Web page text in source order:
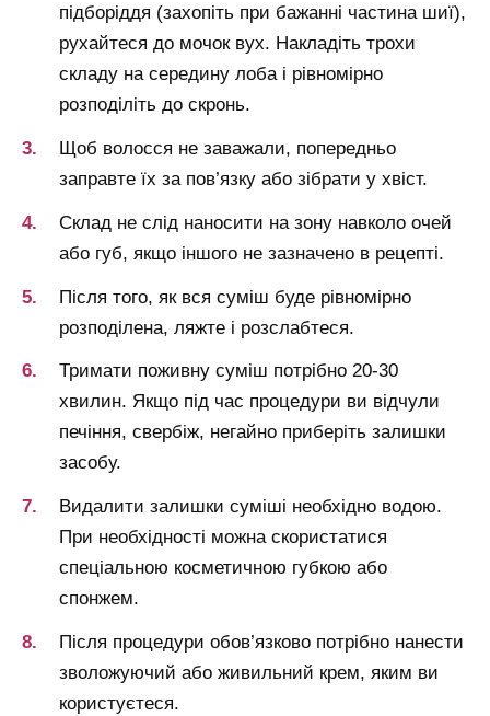
підборіддя (захопіть при бажанні частина шиї),
рухайтеся до мочок вух. Накладіть трохи
складу на середину лоба і рівномірно
розподіліть до скронь.
Щоб волосся не заважали, попередньо
заправте їх за пов’язку або зібрати у хвіст.
Склад не слід наносити на зону навколо очей
або губ, якщо іншого не зазначено в рецепті.
Після того, як вся суміш буде рівномірно
розподілена, ляжте і розслабтеся.
Тримати поживну суміш потрібно 20-30
хвилин. Якщо під час процедури ви відчули
печіння, свербіж, негайно приберіть залишки
засобу.
Видалити залишки суміші необхідно водою.
При необхідності можна скористатися
спеціальною косметичною губкою або
спонжем.
Після процедури обов’язково потрібно нанести
зволожуючий або живильний крем, яким ви
користуєтеся.